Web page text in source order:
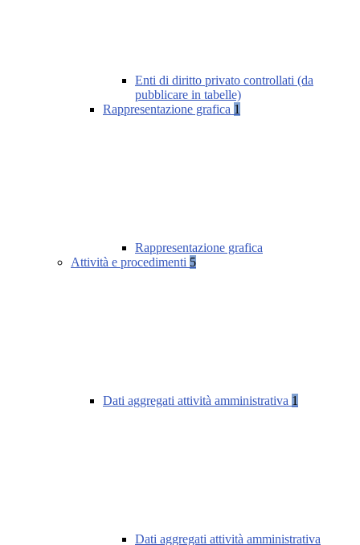
Enti di diritto privato controllati (da
pubblicare in tabelle)
Rappresentazione grafica 1
Rappresentazione grafica
Attività e procedimenti 5
Dati aggregati attività amministrativa 1
Dati aggregati attività amministrativa